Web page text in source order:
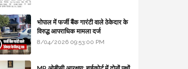
भोपाल में फर्जी बैंक गारंटी वाले ठेकेदार के
विरुद्ध आपराधिक मामला दर्ज
8/04/2026 09:53:00 PM